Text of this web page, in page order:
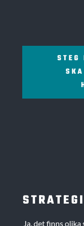
STEG
Ja, det finns